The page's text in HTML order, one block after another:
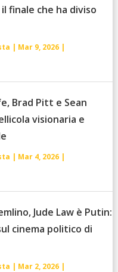
finale che ha diviso
| Mar 9, 2026|
Brad Pitt e Sean
visionaria e
| Mar 4, 2026|
Jude Law è Putin:
cinema politico di
| Mar 2, 2026|